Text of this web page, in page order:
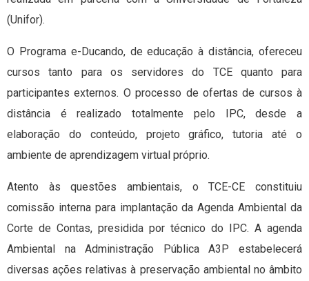
(Unifor).
O Programa e-Ducando, de educação à distância, ofereceu
cursos tanto para os servidores do TCE quanto para
participantes externos. O processo de ofertas de cursos à
distância é realizado totalmente pelo IPC, desde a
elaboração do conteúdo, projeto gráfico, tutoria até o
ambiente de aprendizagem virtual próprio.
Atento às questões ambientais, o TCE-CE constituiu
comissão interna para implantação da Agenda Ambiental da
Corte de Contas, presidida por técnico do IPC. A agenda
Ambiental na Administração Pública A3P estabelecerá
diversas ações relativas à preservação ambiental no âmbito